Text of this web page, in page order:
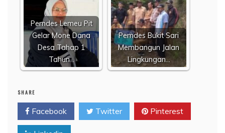
Pemdes Lemeu Pit
Gelar Mone Dana
Desa Tahap 1
Tahun…
Pemdes Bukit Sari
Membangun Jalan
Lingkungan…
SHARE
Facebook Twitter Pinterest